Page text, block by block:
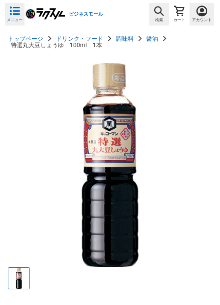
メニュー
ビジネスモール
検索 カート アカウント
トップページ ドリンク・フード 調味料
醤油
特選丸大豆しょうゆ 100ml 1本